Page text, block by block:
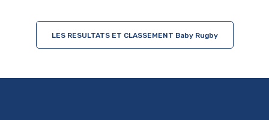
LES RESULTATS ET CLASSEMENT Baby Rugby